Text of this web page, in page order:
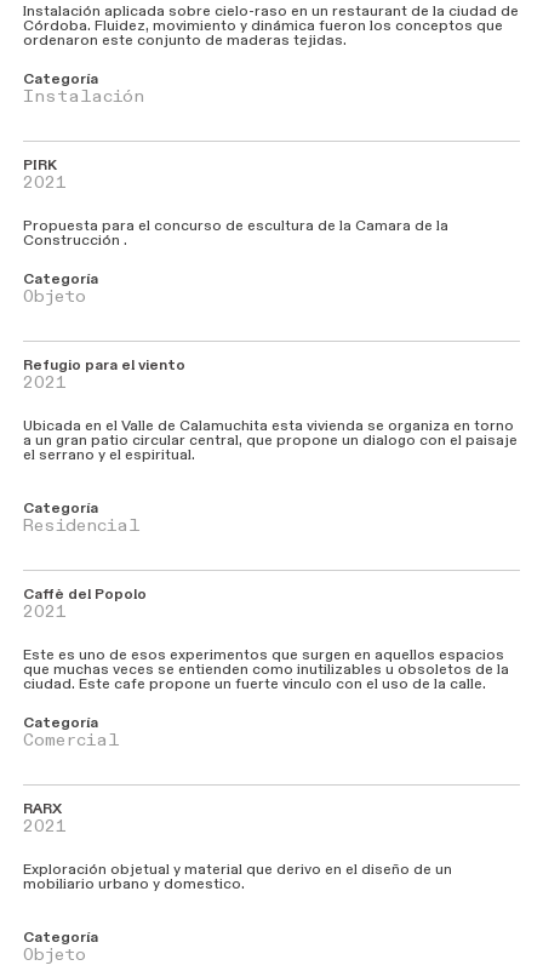
Instalación aplicada sobre cielo-raso en un restaurant de la ciudad de
Córdoba. Fluidez, movimiento y dinámica fueron los conceptos que
ordenaron este conjunto de maderas tejidas.
Categoría
Instalación
PIRK
2021
Propuesta para el concurso de escultura de la Camara de la
Construcción .
Categoría
Objeto
Refugio para el viento
2021
Ubicada en el Valle de Calamuchita esta vivienda se organiza en torno
a un gran patio circular central, que propone un dialogo con el paisaje
el serrano y el espiritual.
Categoría
Residencial
Caffè del Popolo
2021
Este es uno de esos experimentos que surgen en aquellos espacios
que muchas veces se entienden como inutilizables u obsoletos de la
ciudad. Este cafe propone un fuerte vinculo con el uso de la calle.
Categoría
Comercial
RARX
2021
Exploración objetual y material que derivo en el diseño de un
mobiliario urbano y domestico.
Categoría
Objeto